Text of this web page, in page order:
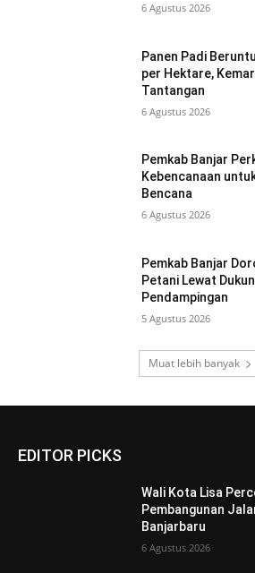
6 Agustus 2026
Panen Padi
per Hektare,
Tantangan
6 Agustus 2026
Pemkab Banjar
Kebencanaan
Bencana
6 Agustus 2026
Pemkab Banjar
Petani Lewat
Pendampingan
5 Agustus 2026
Muat lebih banyak
EDITOR PICKS
Wali Kota Lisa
Pembangunan
Banjarbaru
6 Agustus 2026